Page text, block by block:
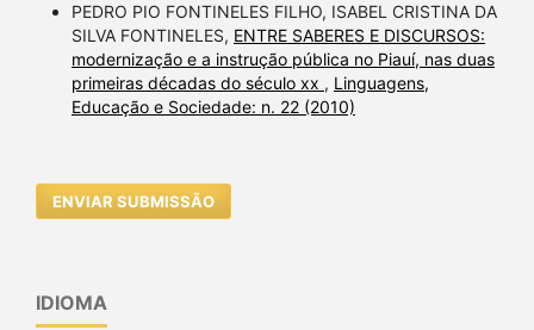
PEDRO PIO FONTINELES FILHO, ISABEL CRISTINA DA
SILVA FONTINELES, ENTRE SABERES E DISCURSOS:
modernização e a instrução pública no Piauí, nas duas
primeiras décadas do século xx , Linguagens,
Educação e Sociedade: n. 22 (2010)
ENVIAR SUBMISSÃO
IDIOMA